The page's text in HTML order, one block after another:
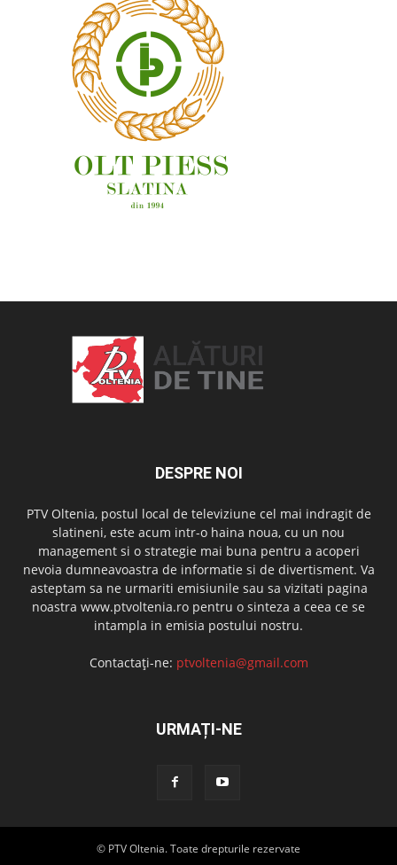
DESPRE NOI
PTV Oltenia, postul local de televiziune cel mai indragit de
slatineni, este acum intr-o haina noua, cu un nou
management si o strategie mai buna pentru a acoperi
nevoia dumneavoastra de informatie si de divertisment. Va
asteptam sa ne urmariti emisiunile sau sa vizitati pagina
noastra www.ptvoltenia.ro pentru o sinteza a ceea ce se
intampla in emisia postului nostru.
Contactați-ne: ptvoltenia@gmail.com
URMAȚI-NE
© PTV Oltenia. Toate drepturile rezervate